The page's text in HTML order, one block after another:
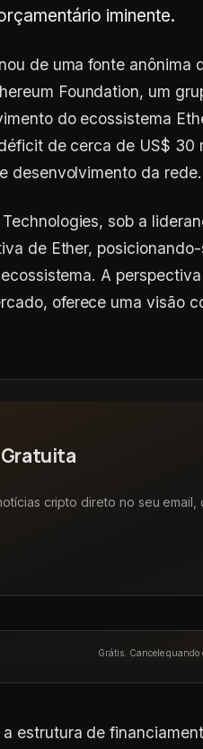
iminente.
de uma fonte anônima
Foundation, um
do ecossistema
de cerca de US$ 30
desenvolvimento da rede.
sob a
de Ether,
A
oferece uma visão
cripto direto no seu email,
Grátis. Cancele quando
estrutura de